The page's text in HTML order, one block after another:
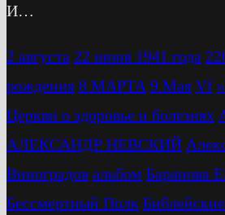
И…
2 августа 22 июня 1941 года
рождения 8 МАРТА 9 Мая Vf
Церкви о здоровье и болезнях
АЛЕКСАНДР НЕВСКИЙ
Виноградов альбом Баранова
Бессмертный Полк